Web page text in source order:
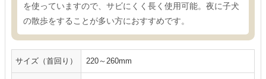
を使っていますので、サビにくく長く使用可能。夜に子犬
の散歩をすることが多い方におすすめです。
サイズ（首回り） 220～260mm